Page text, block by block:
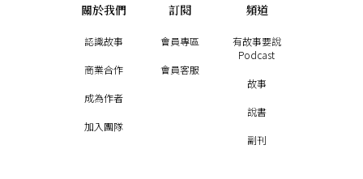
關於我們
認識故事
商業合作
成為作者
加入團隊
訂閱
會員專區
會員客服
頻道
有故事要說
Podcast
故事
說書
副刊